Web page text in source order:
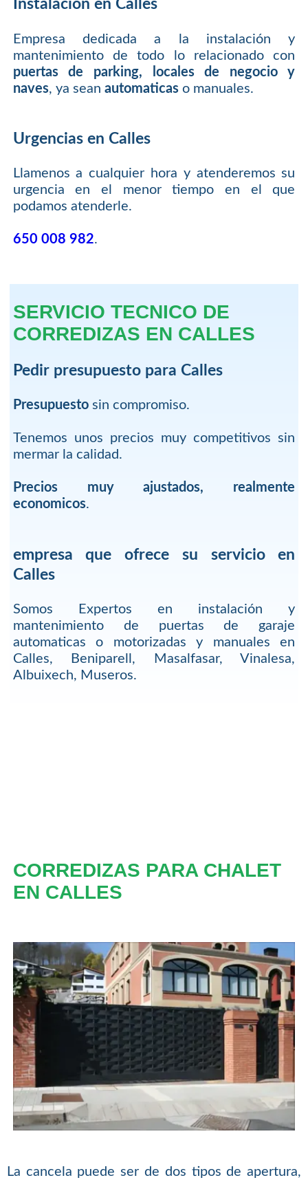
Instalacion en Calles
Empresa dedicada a la instalación y
mantenimiento de todo lo relacionado con
puertas de parking, locales de negocio y
naves, ya sean automaticaso manuales.
Urgencias en Calles
Llamenos a cualquier hora y atenderemos su
urgencia en el menor tiempo en el que
podamos atenderle.
650 008 982.
SERVICIO TECNICO DE
CORREDIZAS EN CALLES
Pedir presupuesto para Calles
Presupuestosin compromiso.
Tenemos unos precios muy competitivos sin
mermar la calidad.
Precios muy ajustados, realmente
economicos.
empresa que ofrece su servicio en
Calles
Somos Expertos en instalación y
mantenimiento de puertas de garaje
automaticas o motorizadas y manuales en
Calles, Beniparell, Masalfasar, Vinalesa,
Albuixech, Museros.
CORREDIZAS PARA CHALET
EN CALLES
La cancela puede ser de dos tipos de apertura,